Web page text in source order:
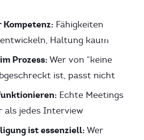
Fähigkeiten
Haltung kaum
Prozess: Wer von “keine
ist, passt nicht
Echte Meetings
als jedes Interview
ist essenziell: Wer